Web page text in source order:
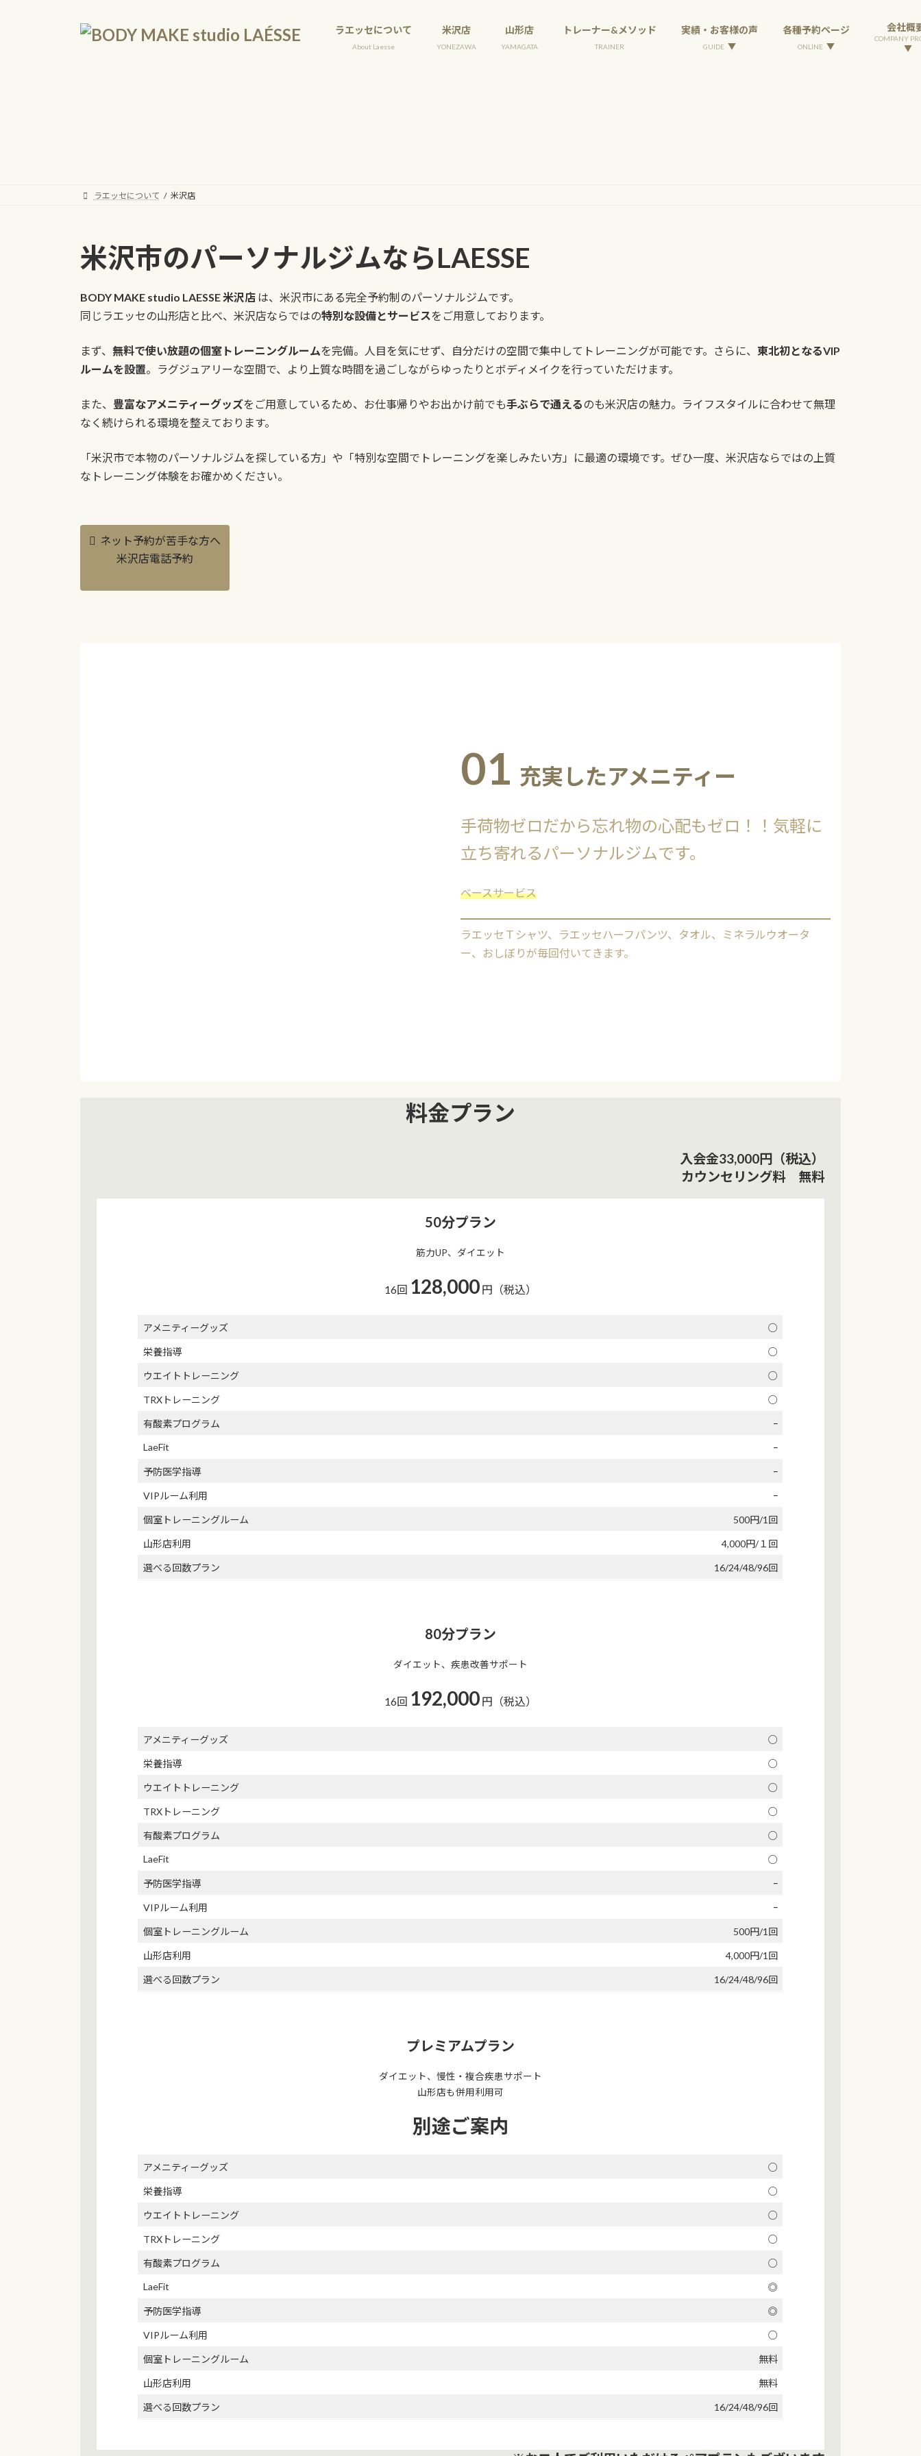
ラエッセについて
About Laesse
米沢店
YONEZAWA
山形店
YAMAGATA
トレーナー&メソッド
TRAINER
実績・お客様の声
GUIDE
各種予約ページ
ONLINE
会社概
COMPANY
ラエッセについて 米沢店
米沢市のパーソナルジムならLAESSE
BODY MAKE studio LAESSE 米沢店 は、米沢市にある完全予約制のパーソナルジムです。
同じラエッセの山形店と比べ、米沢店ならではの特別な設備とサービスをご用意しております。
まず、 無料で使い放題の個室トレーニングルームを完備。人目を気にせず、自分だけの空間で集中してトレーニングが可能です。さらに、 東北初となるVIP
ルームを設置。ラグジュアリーな空間で、より上質な時間を過ごしながらゆったりとボディメイクを行っていただけます。
また、 豊富なアメニティーグッズをご用意しているため、お仕事帰りやお出かけ前でも手ぶらで通えるのも米沢店の魅力。ライフスタイルに合わせて無理
なく続けられる環境を整えております。
「米沢市で本物のパーソナルジムを探している方」や「特別な空間でトレーニングを楽しみたい方」に最適の環境です。ぜひ一度、米沢店ならではの上質
なトレーニング体験をお確かめください。
ネット予約が苦手な方へ
米沢店電話予約
01 充実したアメニティー
手荷物ゼロだから忘れ物の心配もゼロ！！気軽に
立ち寄れるパーソナルジムです。
ベースサービス
ラエッセＴシャツ、ラエッセハーフパンツ、タオル、ミネラルウオータ
ー、おしぼりが毎回付いてきます。
料金プラン
入会金33,000円（税込）
カウンセリング料 無料
50分プラン
筋力UP、ダイエット
16回 128,000 円（税込）
アメニティーグッズ ○
栄養指導 ○
ウエイトトレーニング ○
TRXトレーニング ○
有酸素プログラム
ｰ
LaeFit
ｰ
予防医学指導 ｰ
VIPルーム利用 ｰ
個室トレーニングルーム 500円/1回
山形店利用 4,000円/１回
選べる回数プラン 16/24/48/96回
80分プラン
ダイエット、疾患改善サポート
16回 192,000 円（税込）
アメニティーグッズ ○
栄養指導 ○
ウエイトトレーニング ○
TRXトレーニング ○
有酸素プログラム
○
LaeFit
○
予防医学指導 ｰ
VIPルーム利用 ｰ
個室トレーニングルーム 500円/1回
山形店利用 4,000円/1回
選べる回数プラン 16/24/48/96回
プレミアムプラン
ダイエット、慢性・複合疾患サポート
山形店も併用利用可
別途ご案内
アメニティーグッズ ○
栄養指導 ○
ウエイトトレーニング ○
TRXトレーニング ○
有酸素プログラム
○
LaeFit
◎
予防医学指導 ◎
VIPルーム利用 ○
個室トレーニングルーム 無料
山形店利用 無料
選べる回数プラン 16/24/48/96回